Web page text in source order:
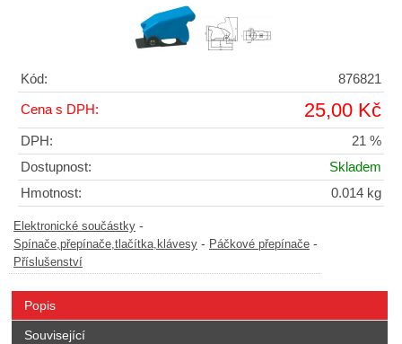
Kód: 876821
Cena s DPH: 25,00 Kč
DPH:
21 %
Dostupnost:
Skladem
Hmotnost:
0.014 kg
Elektronické součástky -
Spínače,přepínače,tlačítka,klávesy - Páčkové přepínače -
Příslušenství
Popis
Související